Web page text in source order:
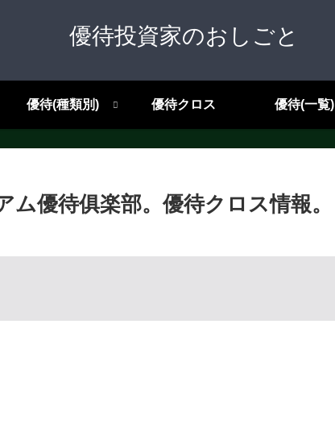
優待投資家のおしごと
優待(種類別) 優待クロス 優待(一覧)
優待俱楽部。優待クロス情報。